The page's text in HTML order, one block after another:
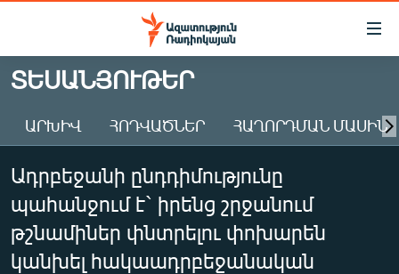
Մատչելիության
Անցնել
հիմնական
Անցնել
հիմնական
մենյուին
Որոնում
ԱԶԱՏՈՒԹՅՈՒՆ TV
ՀԱՅԱՍՏԱՆ
ԸՆՏՐՈՒԹՅՈՒՆՆԵՐ 2026
ԻՐԱՎՈՒՆՔ
ՀԱՍԱՐԱԿՈՒԹՅՈՒՆ
ՏԵՍԱՆՅՈՒԹԵՐ
ԱՐԽԻՎ ՀՈԴՎԱԾՆԵՐ ՀԱՂՈՐԴՄԱՆ ՄԱՍԻՆ
Ադրբեջանի ընդդիմությունը
պահանջում է` իրենց շրջանում
թշնամիներ փնտրելու փոխարեն
կանխել հակաադրբեջանական